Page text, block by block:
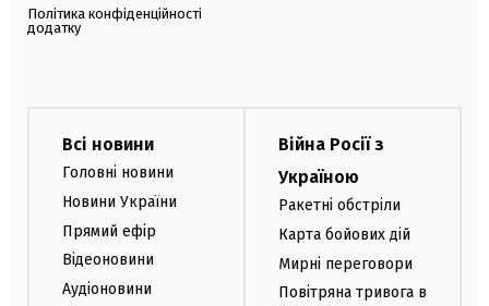
Політика конфіденційності
додатку
Всі новини
Головні новини
Новини України
Прямий ефір
Відеоновини
Аудіоновини
Війна Росії з
Україною
Ракетні обстріли
Карта бойових дій
Мирні переговори
Повітряна тривога в